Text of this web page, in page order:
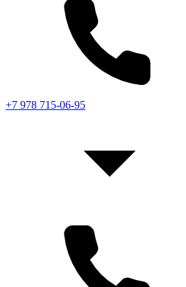
+7 978 715-06-95